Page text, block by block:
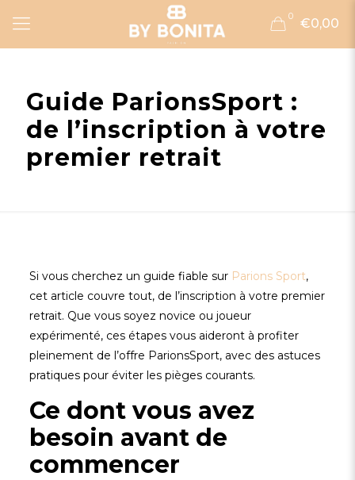
0 €0,00
Guide ParionsSport :
de l’inscription à votre
premier retrait
Si vous cherchez un guide fiable sur Parions Sport,
cet article couvre tout, de l’inscription à votre premier
retrait. Que vous soyez novice ou joueur
expérimenté, ces étapes vous aideront à profiter
pleinement de l’offre ParionsSport, avec des astuces
pratiques pour éviter les pièges courants.
Ce dont vous avez
besoin avant de
commencer